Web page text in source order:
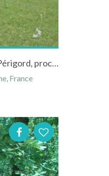
Chalets 6 places grand confort avec piscine chauffée en Périgord, proche de Sarlat
France